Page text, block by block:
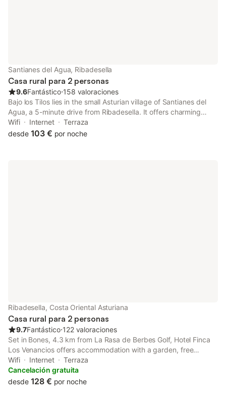
Santianes del Agua, Ribadesella
Casa rural para 2 personas
9.6Fantástico⋅158 valoraciones
Bajo los Tilos lies in the small Asturian village of Santianes del
Agua, a 5-minute drive from Ribadesella. It offers charming
décor, free Wi-Fi and free private parking. Surrounded by
gardens, rooms at the Bajo los Tilos all have natural views.
Wifi Internet
Terraza
desde 103 € por noche
Ribadesella, Costa Oriental Asturiana
Casa rural para 2 personas
9.7Fantástico⋅122 valoraciones
Set in Bones, 4.3 km from La Rasa de Berbes Golf, Hotel Finca
Los Venancios offers accommodation with a garden, free
private parking, a shared lounge and a terrace. This 3-star hotel
offers a tour desk. The property is non-smoking and is located
5.
Wifi Internet
Terraza
Cancelación gratuita
desde 128 € por noche